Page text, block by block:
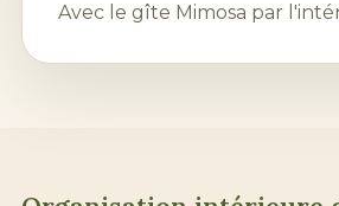
Avec le gîte Mimosa par